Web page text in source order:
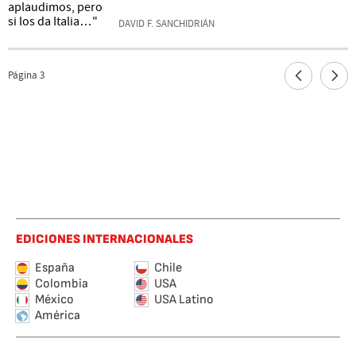
DAVID F. SANCHIDRIÁN
Página 3
EDICIONES INTERNACIONALES
España
Chile
Colombia
USA
México
USA Latino
América